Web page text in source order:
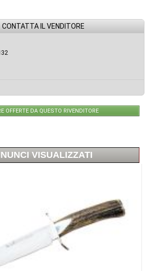
CONTATTA IL VENDITORE
OFFERTE DA QUESTO RIVENDITORE
VISUALIZZATI